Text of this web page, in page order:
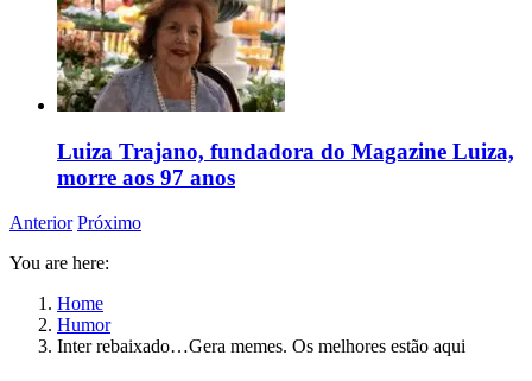
Luiza Trajano, fundadora do Magazine Luiza,
morre aos 97 anos
Anterior Próximo
You are here:
Home
Humor
Inter rebaixado…Gera memes. Os melhores estão aqui